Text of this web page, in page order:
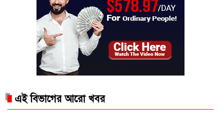
এই বিভাগের আরো খবর